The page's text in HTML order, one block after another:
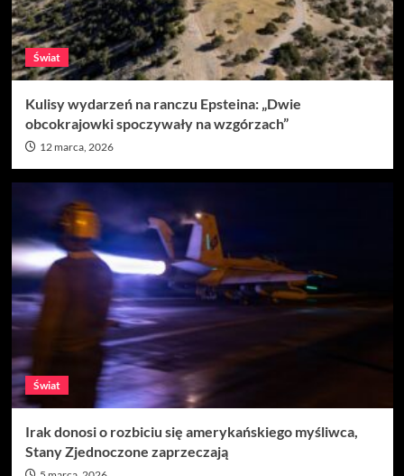
Świat
Kulisy wydarzeń na ranczu Epsteina: „Dwie
obcokrajowki spoczywały na wzgórzach”
12 marca, 2026
Świat
Irak donosi o rozbiciu się amerykańskiego myśliwca,
Stany Zjednoczone zaprzeczają